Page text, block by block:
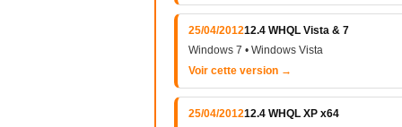
25/04/201212.4 WHQL Vista & 7
Windows 7 • Windows Vista
Voir cette version →
25/04/201212.4 WHQL XP x64